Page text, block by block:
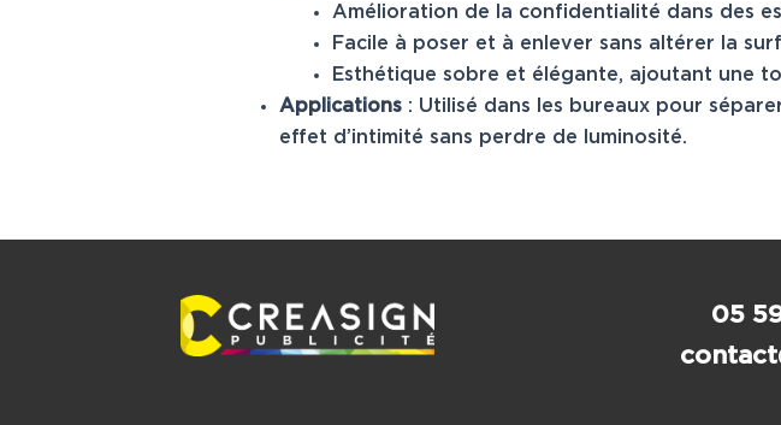
Amélioration de la confidentialité dans des
Facile à poser et à enlever sans altérer la
Esthétique sobre et élégante, ajoutant une
Applications : Utilisé dans les bureaux pour
effet d’intimité sans perdre de luminosité.
05